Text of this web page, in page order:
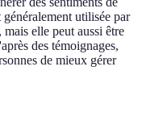
utilisée par
elle peut aussi être
des témoignages,
de mieux gérer